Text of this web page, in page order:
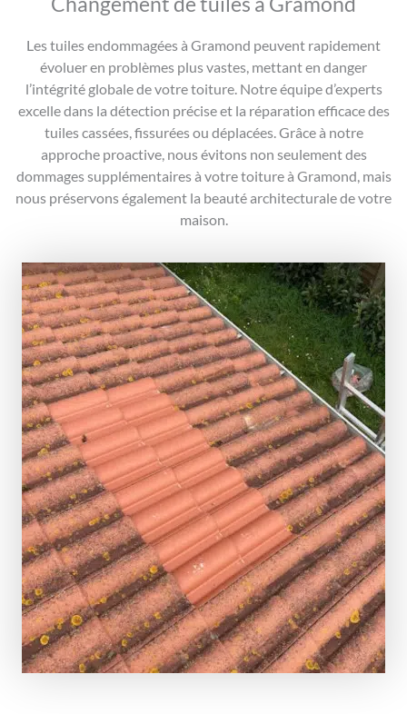
Les tuiles endommagées à Gramond peuvent rapidement
évoluer en problèmes plus vastes, mettant en danger
l’intégrité globale de votre toiture. Notre équipe d’experts
excelle dans la détection précise et la réparation efficace des
tuiles cassées, fissurées ou déplacées. Grâce à notre
approche proactive, nous évitons non seulement des
dommages supplémentaires à votre toiture à Gramond, mais
nous préservons également la beauté architecturale de votre
maison.